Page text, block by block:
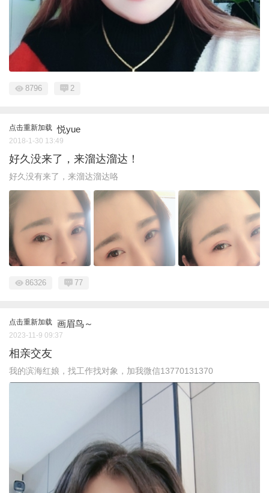
8796 2
点击重新加载 悦yue
2018-1-30 13:49
好久没来了，来溜达溜达！
好久没有来了，来溜达溜达咯
86326 77
点击重新加载 画眉鸟～
2023-11-9 09:37
相亲交友
我的滨海红娘，找工作找对象，加我微信13770131370